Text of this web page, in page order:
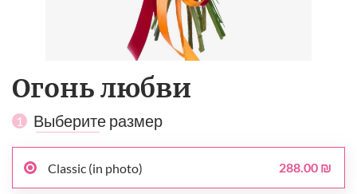
Огонь любви
1 Выберите размер
Classic (in photo) 288.00 ₪